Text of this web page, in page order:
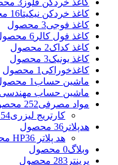
کاغذ خردکن نیکیتا16 محصول
کاغذ فوجی3 محصول
کاغذ فول کالر 6 محصول
کاغذ کداک2 محصول
کاغذ یونیک3 محصول
کاغذخوراکی 1 محصول
ماشین حساب 1 محصول
ماشین حساب مهندسی
مواد مصرفی252 محصول
کارتریج لیزری154
هدپلاتر 36 محصول
هد پلاتر HP 36 محصول
وبلاگ0 محصول
پرینتر 283 محصول